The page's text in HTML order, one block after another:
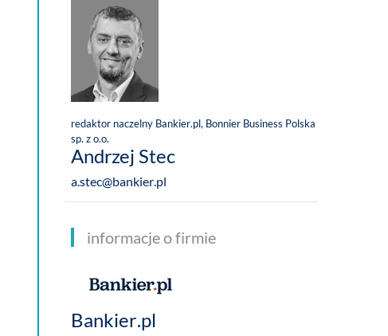
redaktor naczelny Bankier.pl, Bonnier Business Polska
sp. z o.o.
Andrzej Stec
a.stec@bankier.pl
informacje o firmie
Bankier.pl